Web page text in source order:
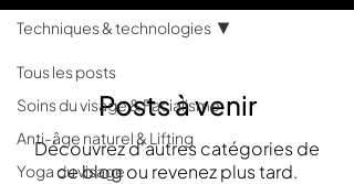
Tous les posts
Soins du visage & Facialisme
Anti-âge naturel & Lifting
Yoga du visage
Techniques & technologies
Posts à venir
Découvrez d'autres catégories de
ce blog ou revenez plus tard.